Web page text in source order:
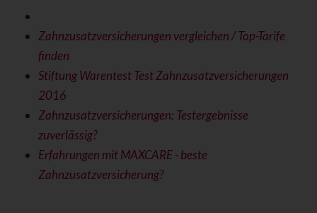
Zahnzusatzversicherungen vergleichen / Top-Tarife
finden
Stiftung Warentest Test Zahnzusatzversicherungen
2016
Zahnzusatzversicherungen: Testergebnisse
zuverlässig?
Erfahrungen mit MAXCARE - beste
Zahnzusatzversicherung?